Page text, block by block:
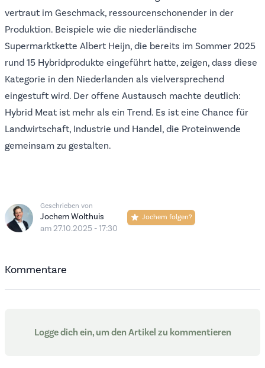
vertraut im Geschmack, ressourcenschonender in der
Produktion. Beispiele wie die niederländische
Supermarktkette Albert Heijn, die bereits im Sommer 2025
rund 15 Hybridprodukte eingeführt hatte, zeigen, dass diese
Kategorie in den Niederlanden als vielversprechend
eingestuft wird. Der offene Austausch machte deutlich:
Hybrid Meat ist mehr als ein Trend. Es ist eine Chance für
Landwirtschaft, Industrie und Handel, die Proteinwende
gemeinsam zu gestalten.
Geschrieben von
Jochem Wolthuis
am 27.10.2025 - 17:30
Jochem folgen?
Kommentare
Logge dich ein, um den Artikel zu kommentieren